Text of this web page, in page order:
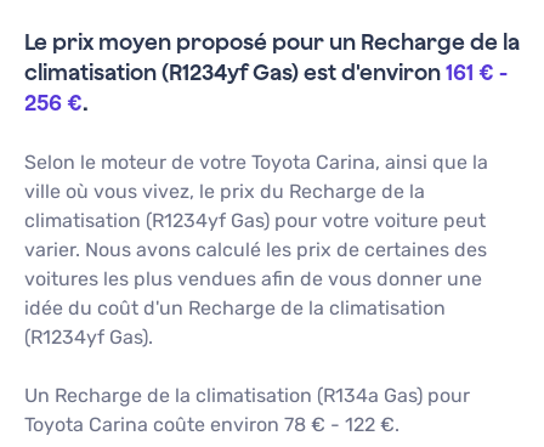
Le prix moyen proposé pour un Recharge de la
climatisation (R1234yf Gas)est d'environ161 € -
256 €.
Selon le moteur de votre Toyota Carina, ainsi que la
ville où vous vivez, le prix du Recharge de la
climatisation (R1234yf Gas) pour votre voiture peut
varier. Nous avons calculé les prix de certaines des
voitures les plus vendues afin de vous donner une
idée du coût d'un Recharge de la climatisation
(R1234yf Gas).
Un Recharge de la climatisation (R134a Gas) pour
Toyota Carina coûte environ 78 € - 122 €.